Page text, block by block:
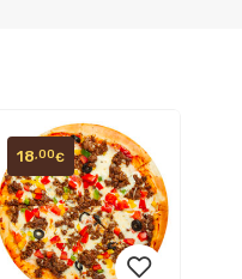
18,00€